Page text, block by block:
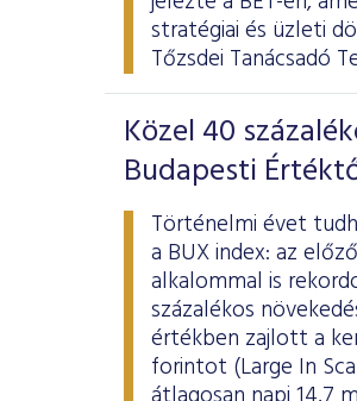
stratégiai és üzleti
Tőzsdei Tanácsadó
Közel 40
Budapesti
Történelmi évet
a BUX index: az
alkalommal is
százalékos
értékben zajlott a
forintot (Large In